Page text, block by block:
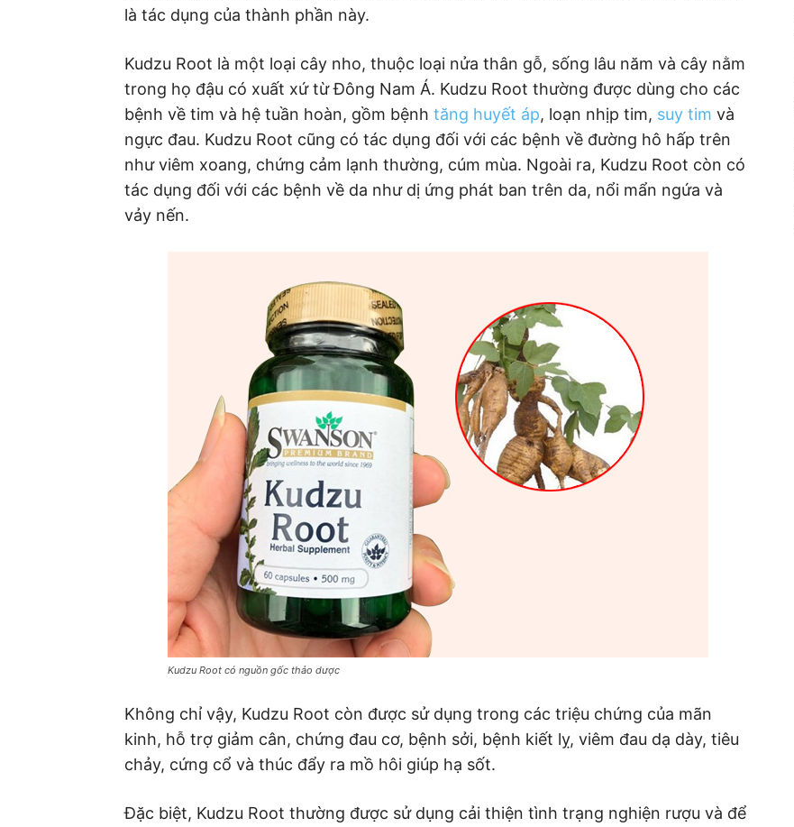
là tác dụng của thành phần này.
Kudzu Root là một loại cây nho, thuộc loại nửa thân gỗ, sống lâu năm và cây nằm
trong họ đậu có xuất xứ từ Đông Nam Á. Kudzu Root thường được dùng cho các
bệnh về tim và hệ tuần hoàn, gồm bệnh tăng huyết áp, loạn nhịp tim, suy tim và
ngực đau. Kudzu Root cũng có tác dụng đối với các bệnh về đường hô hấp trên
như viêm xoang, chứng cảm lạnh thường, cúm mùa. Ngoài ra, Kudzu Root còn có
tác dụng đối với các bệnh về da như dị ứng phát ban trên da, nổi mẩn ngứa và
vảy nến.
Kudzu Root có nguồn gốc thảo dược
Không chỉ vậy, Kudzu Root còn được sử dụng trong các triệu chứng của mãn
kinh, hỗ trợ giảm cân, chứng đau cơ, bệnh sởi, bệnh kiết lỵ, viêm đau dạ dày, tiêu
chảy, cứng cổ và thúc đẩy ra mồ hôi giúp hạ sốt.
Đặc biệt, Kudzu Root thường được sử dụng cải thiện tình trạng nghiện rượu và để